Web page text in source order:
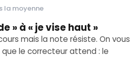
la moyenne
» à « je vise haut »
mais la note résiste. On vous
le correcteur attend : le